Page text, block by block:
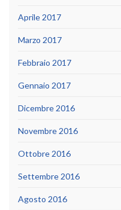
Aprile 2017
Marzo 2017
Febbraio 2017
Gennaio 2017
Dicembre 2016
Novembre 2016
Ottobre 2016
Settembre 2016
Agosto 2016